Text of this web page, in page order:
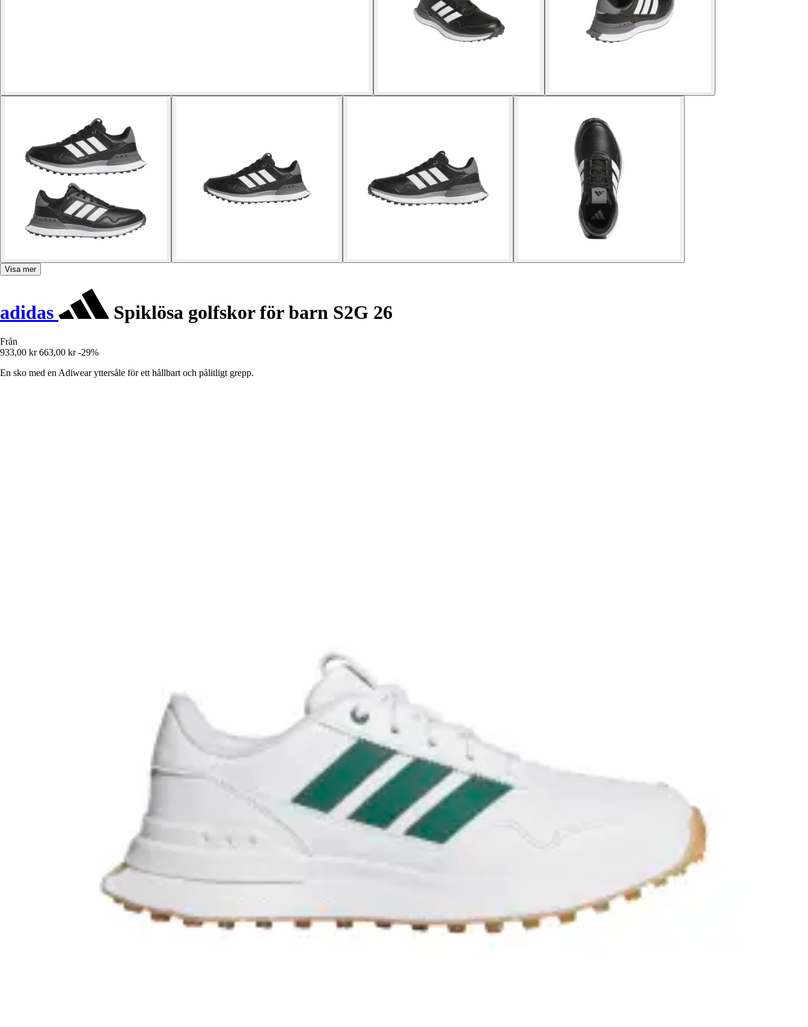
Visa mer
adidas Spiklösa golfskor för barn S2G 26
Från
933,00 kr 663,00 kr -29%
En sko med en Adiwear yttersåle för ett hållbart och pålitligt grepp.